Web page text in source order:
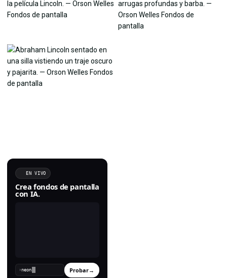
EN VIVO
Crea fondos de pantalla
con IA.
› Probar→